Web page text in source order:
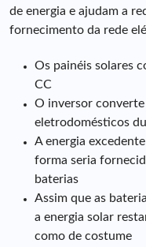
de energia e ajudam a
fornecimento da rede
Os painéis solares
CC
O inversor converte
eletrodomésticos
A energia
forma seria
baterias
Assim que as
a energia solar
como de costume